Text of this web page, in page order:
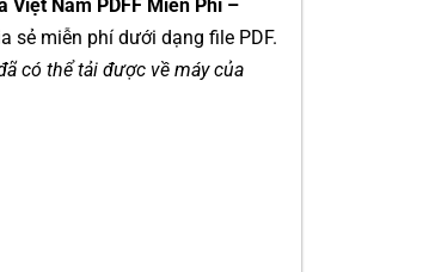
Việt Nam PDFF Miễn Phí –
sẻ miễn phí dưới dạng file PDF.
có thể tải được về máy của